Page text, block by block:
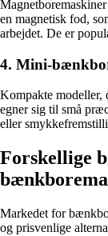
en magnetisk fod,
arbejdet. De er
4. Mini-
Kompakte modeller,
egner sig til små
eller
Forskellige
Markedet for
og prisvenlige